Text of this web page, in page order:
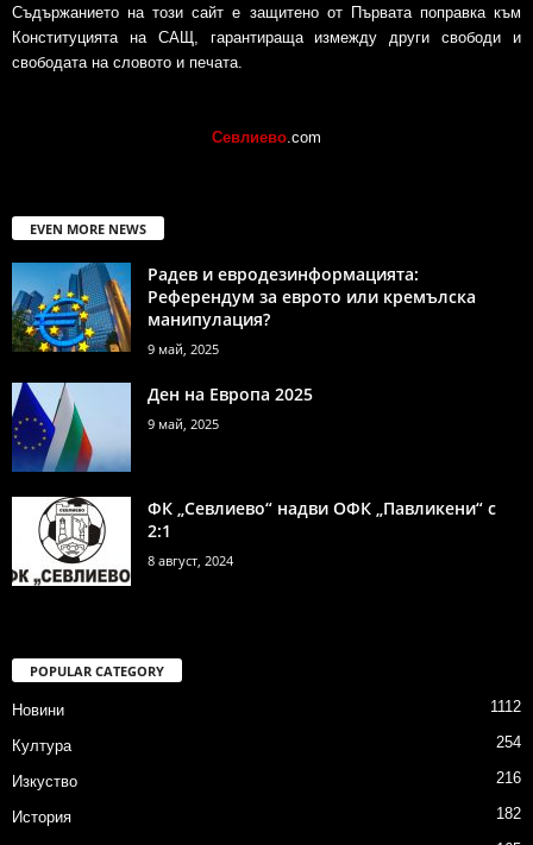
Съдържанието на този сайт е защитено от Първата поправка към
Конституцията на САЩ, гарантираща измежду други свободи и
свободата на словото и печата.
Севлиево.com
EVEN MORE NEWS
Радев и евродезинформацията:
Референдум за еврото или кремълска
манипулация?
9 май, 2025
Ден на Европа 2025
9 май, 2025
ФК „Севлиево“ надви ОФК „Павликени“ с
2:1
8 август, 2024
POPULAR CATEGORY
Новини 1112
Култура 254
Изкуство 216
История 182